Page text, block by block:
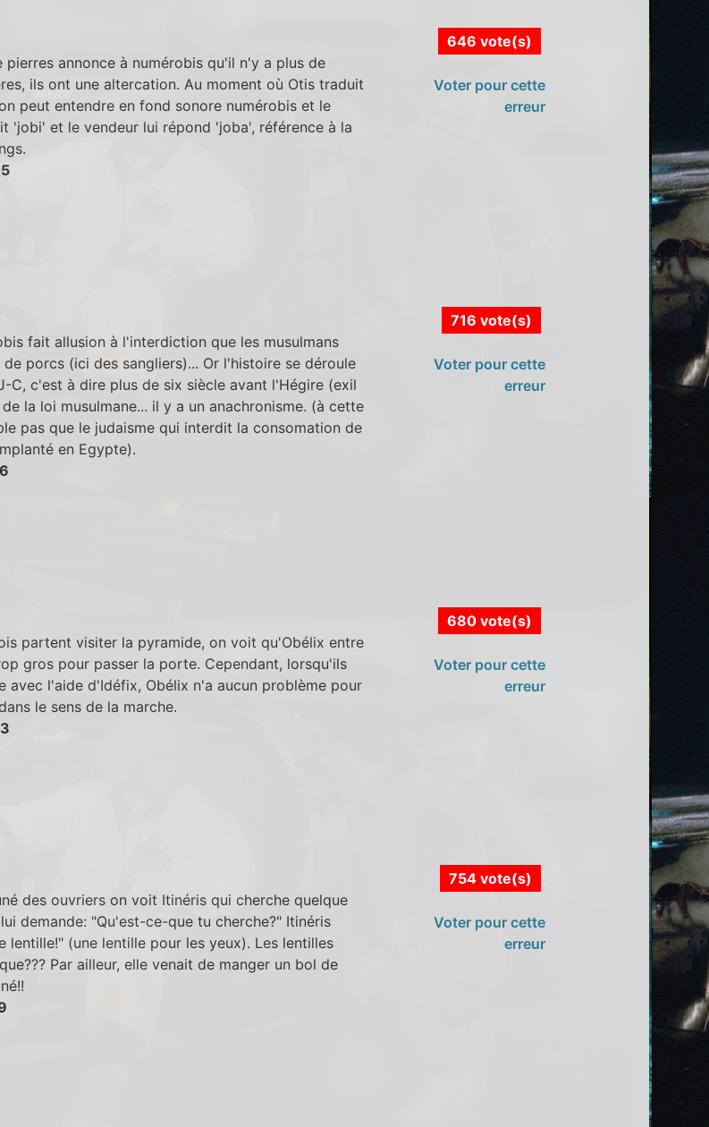
pierres annonce à numérobis qu'il n'y a plus de
ils ont une altercation. Au moment où Otis traduit
peut entendre en fond sonore numérobis et le
'jobi' et le vendeur lui répond 'joba', référence à la
646 vote(s)
Voter pour cette
erreur
fait allusion à l'interdiction que les musulmans
porcs (ici des sangliers)... Or l'histoire se déroule
C, c'est à dire plus de six siècle avant l'Hégire (exil
la loi musulmane... il y a un anachronisme. (à cette
pas que le judaisme qui interdit la consomation de
en Egypte).
716 vote(s)
Voter pour cette
erreur
partent visiter la pyramide, on voit qu'Obélix entre
gros pour passer la porte. Cependant, lorsqu'ils
avec l'aide d'Idéfix, Obélix n'a aucun problème pour
le sens de la marche.
680 vote(s)
Voter pour cette
erreur
des ouvriers on voit Itinéris qui cherche quelque
demande: "Qu'est-ce-que tu cherche?" Itinéris
lentille!" (une lentille pour les yeux). Les lentilles
Par ailleur, elle venait de manger un bol de
754 vote(s)
Voter pour cette
erreur